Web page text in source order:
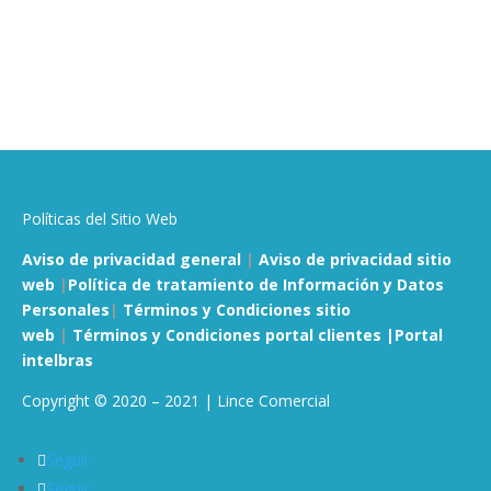
Políticas del Sitio Web
Aviso de privacidad general | Aviso de privacidad sitio
web | Política de tratamiento de Información y Datos
Personales | Términos y Condiciones sitio
web | Términos y Condiciones portal clientes | Portal
intelbras
Copyright © 2020 – 2021 | Lince Comercial
Seguir